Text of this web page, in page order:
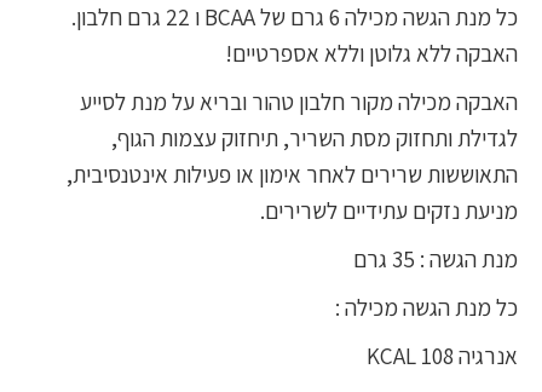
כל מנת הגשה מכילה 6 גרם של BCAA ו 22 גרם חלבון.
האבקה ללא גלוטן וללא אספרטיים!
האבקה מכילה מקור חלבון טהור ובריא על מנת לסייע
לגדילת ותחזוק מסת השריר, תיחזוק עצמות הגוף,
התאוששות שרירים לאחר אימון או פעילות אינטנסיבית,
מניעת נזקים עתידיים לשרירים.
מנת הגשה : 35 גרם
כל מנת הגשה מכילה :
אנרגיה 108 KCAL